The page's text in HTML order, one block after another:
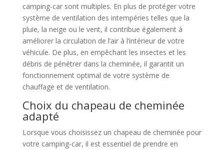
camping-car sont multiples. En plus de protéger votre
système de ventilation des intempéries telles que la
pluie, la neige ou le vent, il contribue également à
améliorer la circulation de l’air à l’intérieur de votre
véhicule. De plus, en empêchant les insectes et les
débris de pénétrer dans la cheminée, il garantit un
fonctionnement optimal de votre système de
chauffage et de ventilation.
Choix du chapeau de cheminée
adapté
Lorsque vous choisissez un chapeau de cheminée pour
votre camping-car, il est essentiel de prendre en